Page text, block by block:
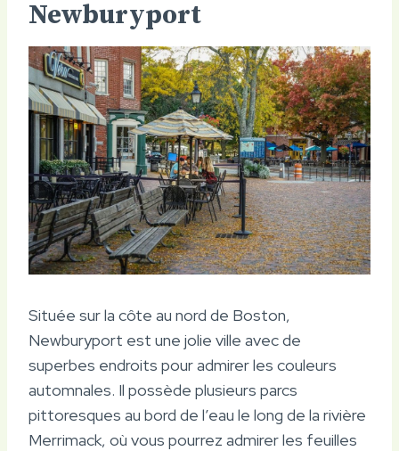
Newburyport
Située sur la côte au nord de Boston,
Newburyport est une jolie ville avec de
superbes endroits pour admirer les couleurs
automnales. Il possède plusieurs parcs
pittoresques au bord de l’eau le long de la rivière
Merrimack, où vous pourrez admirer les feuilles